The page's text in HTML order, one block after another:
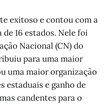
exitoso e contou com a
16 estados. Nele foi
Nacional (CN) do
para uma maior
uma maior organização
estaduais e ganho de
candentes para o